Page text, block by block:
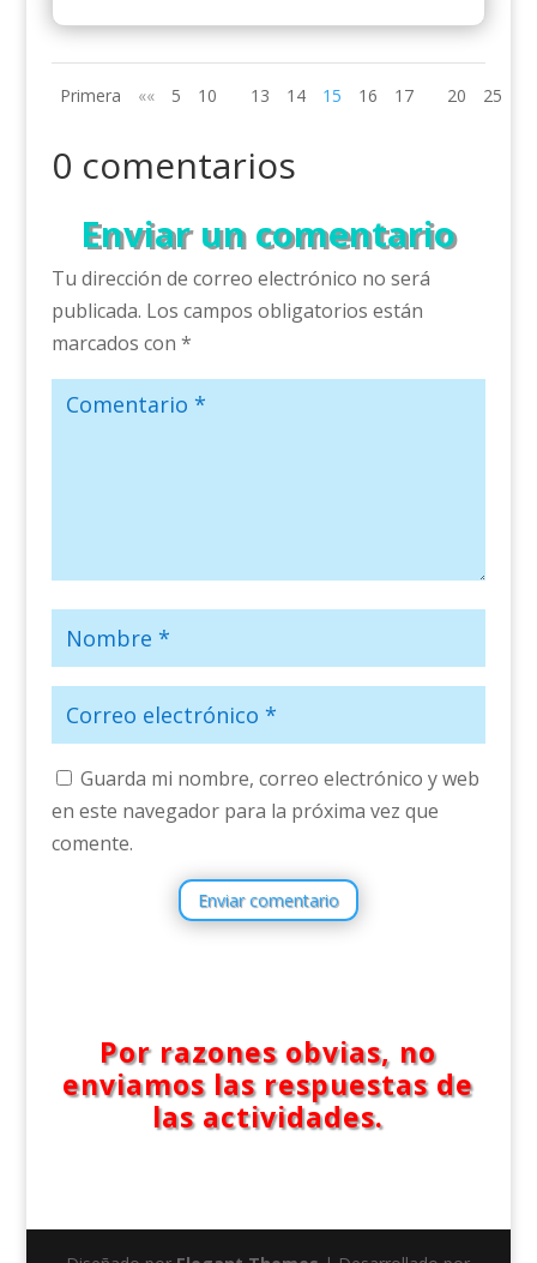
Primera «« 5 10 13 14 15 16 17 20 25
0 comentarios
Enviar un comentario
Tu dirección de correo electrónico no será
publicada. Los campos obligatorios están
marcados con *
Guarda mi nombre, correo electrónico y web
en este navegador para la próxima vez que
comente.
Enviar comentario
Por razones obvias, no
enviamos las respuestas de
las actividades.